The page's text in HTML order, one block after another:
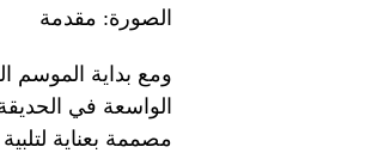
الصورة: مقدمة
ومع بداية الموسم
الواسعة في
مصممة بعناية